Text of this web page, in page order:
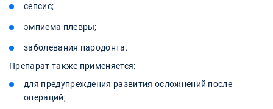
сепсис;
эмпиема плевры;
заболевания пародонта.
Препарат также применяется:
для предупреждения развития осложнений после
операций;